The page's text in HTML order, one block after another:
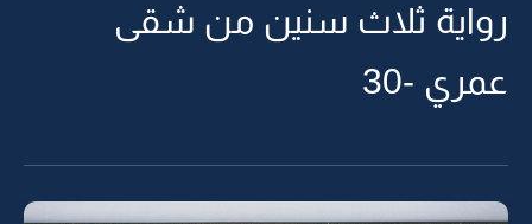
رواية ثلاث سنين من شقى
عمري -30